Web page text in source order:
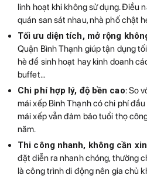
linh hoạt khi không sử dụng. Điều
quán san sát nhau, nhà phố chật
Tối ưu diện tích, mở rộng
Quận Bình Thạnh giúp tận dụng
hè để sinh hoạt hay kinh doanh
buffet…
Chi phí hợp lý, độ bền cao: So
mái xếp Bình Thạnh có chi phí
mái xếp vẫn đảm bảo tuổi thọ
năm.
Thi công nhanh, không cần
đặt diễn ra nhanh chóng, thường
là công trình di động nên gia chủ